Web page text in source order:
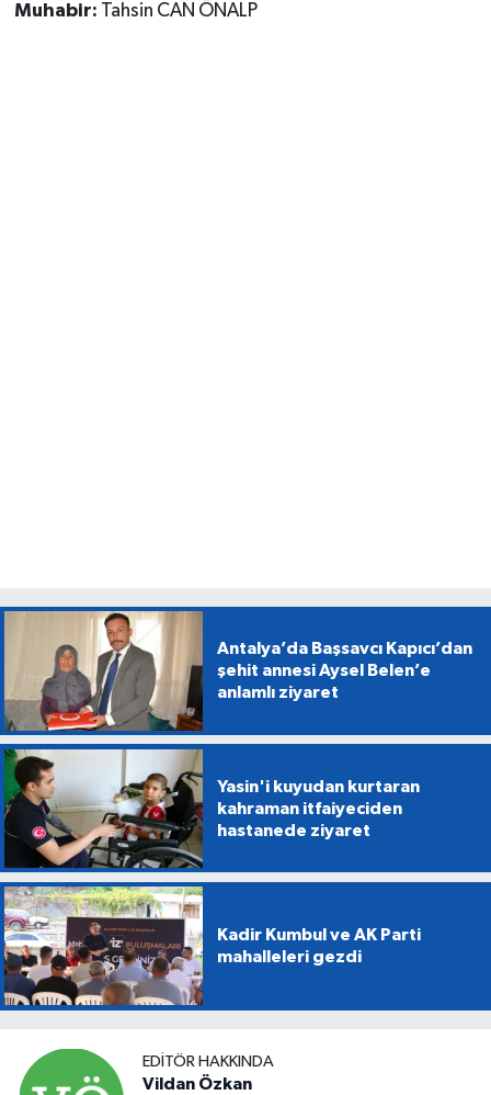
Muhabir: Tahsin CAN ÖNALP
Antalya’da Başsavcı Kapıcı’dan
şehit annesi Aysel Belen’e
anlamlı ziyaret
Yasin'i kuyudan kurtaran
kahraman itfaiyeciden
hastanede ziyaret
Kadir Kumbul ve AK Parti
mahalleleri gezdi
EDITÖR HAKKINDA
Vildan Özkan